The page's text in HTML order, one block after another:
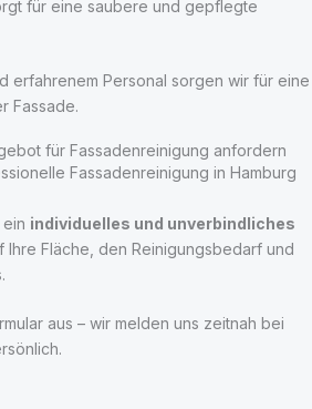
für eine saubere und gepflegte
erfahrenem Personal sorgen wir für eine
Fassade.
für Fassadenreinigung anfordern
Fassadenreinigung in Hamburg
individuelles und unverbindliches
Ihre Fläche, den Reinigungsbedarf und
aus – wir melden uns zeitnah bei